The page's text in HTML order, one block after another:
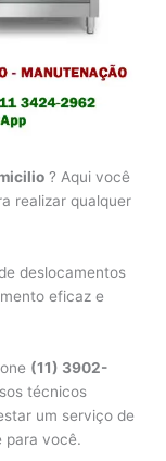
? Aqui você
realizar qualquer
deslocamentos
eficaz e
(11) 3902-
técnicos
um serviço de
para você.